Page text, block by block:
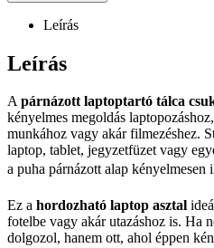
Leírás
Leírás
Apárnázott laptoptartó tálca
kényelmes megoldás
munkához vagy akár filmezéshez.
laptop, tablet, jegyzetfüzet vagy
a puha párnázott alap
Ez a hordozható laptop asztal
fotelbe vagy akár utazáshoz is. Ha
dolgozol, hanem ott, ahol éppen